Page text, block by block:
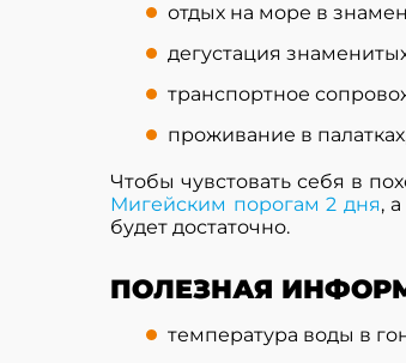
отдых на море в
дегустация
транспортное
проживание в
Чтобы чувстовать себя в
Мигейским порогам 2 дня,
будет достаточно.
ПОЛЕЗНАЯ
температура воды в